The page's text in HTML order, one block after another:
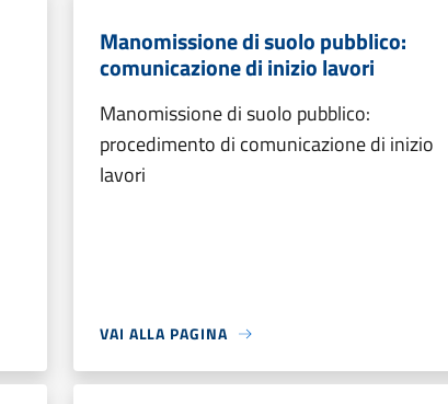
Manomissione di suolo pubblico:
comunicazione di inizio lavori
Manomissione di suolo pubblico:
procedimento di comunicazione di inizio
lavori
VAI ALLA PAGINA